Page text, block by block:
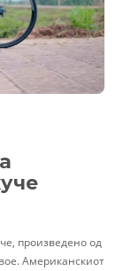
произведено од
Американскиот